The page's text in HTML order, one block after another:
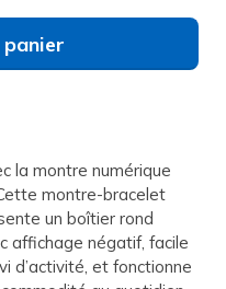
la montre numérique
montre-bracelet
un boîtier rond
affichage négatif, facile
d’activité, et fonctionne